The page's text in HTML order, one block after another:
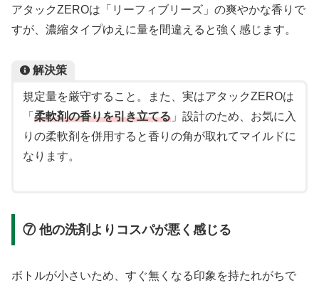
アタックZEROは「リーフィブリーズ」の爽やかな香りで
すが、濃縮タイプゆえに量を間違えると強く感じます。
解決策
規定量を厳守すること。また、実はアタックZEROは
「 柔軟剤の香りを引き立てる」設計のため、お気に入
りの柔軟剤を併用すると香りの角が取れてマイルドに
なります。
⑦ 他の洗剤よりコスパが悪く感じる
ボトルが小さいため、すぐ無くなる印象を持たれがちで